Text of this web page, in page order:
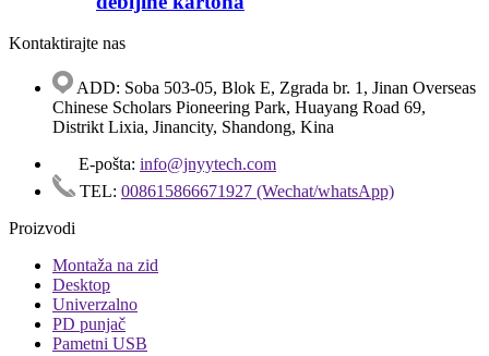
Kontaktirajte nas
ADD: Soba 503-05, Blok E, Zgrada br. 1, Jinan Overseas
Chinese Scholars Pioneering Park, Huayang Road 69,
Distrikt Lixia, Jinancity, Shandong, Kina
E-pošta: info@jnyytech.com
TEL: 008615866671927 (Wechat/whatsApp)
Proizvodi
Montaža na zid
Desktop
Univerzalno
PD punjač
Pametni USB